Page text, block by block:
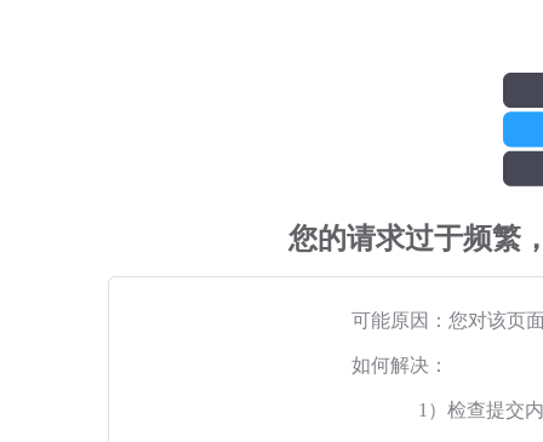
您的请求过于频繁
可能原因：您对该页
如何解决：
1）检查提交